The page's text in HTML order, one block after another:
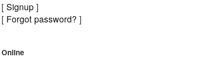
[ Signup ]
[ Forgot password? ]
Online